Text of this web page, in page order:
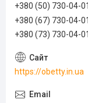
+380 (50) 730-04-01
+380 (67) 730-04-01
+380 (73) 730-04-01
https://obetty.in.ua